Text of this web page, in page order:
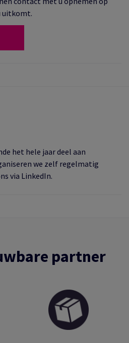
uitkomt.
het hele jaar deel aan
we zelf regelmatig
via LinkedIn.
partner